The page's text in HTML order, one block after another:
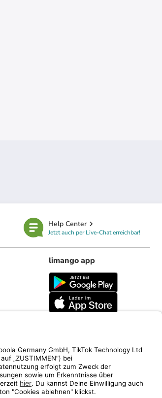
Help Center
Jetzt auch per Live-Chat erreichbar!
limango app
limango.nl limango.pl